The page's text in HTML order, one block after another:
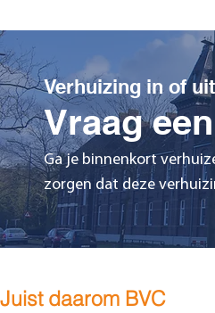
Verhuizing in of
Ga je binnenkort
zorgen dat deze
Vraag
Juist daarom BVC